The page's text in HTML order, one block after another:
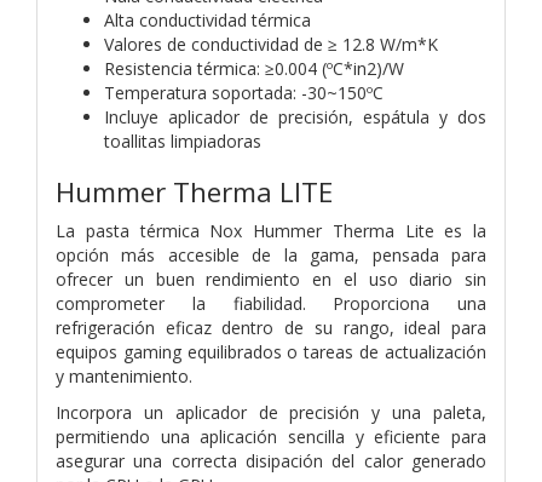
Alta conductividad térmica
Valores de conductividad de ≥ 12.8 W/m*K
Resistencia térmica: ≥0.004 (ºC*in2)/W
Temperatura soportada: -30~150ºC
Incluye aplicador de precisión, espátula y dos
toallitas limpiadoras
Hummer Therma LITE
La pasta térmica Nox Hummer Therma Lite es la
opción más accesible de la gama, pensada para
ofrecer un buen rendimiento en el uso diario sin
comprometer la fiabilidad. Proporciona una
refrigeración eficaz dentro de su rango, ideal para
equipos gaming equilibrados o tareas de actualización
y mantenimiento.
Incorpora un aplicador de precisión y una paleta,
permitiendo una aplicación sencilla y eficiente para
asegurar una correcta disipación del calor generado